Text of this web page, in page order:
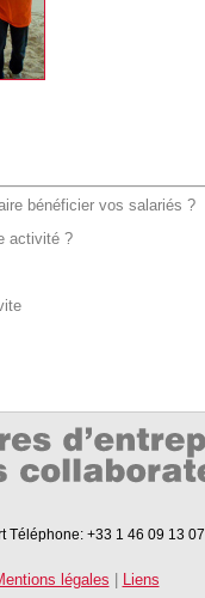
bénéficier vos salariés ?
activité ?
Téléphone: +33 1 46 09 13 07
légales Liens